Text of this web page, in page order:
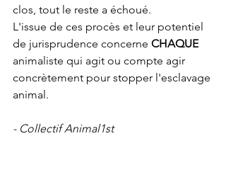
clos, tout le reste a échoué.
L'issue de ces procès et leur potentiel
de jurisprudence concerne CHAQUE
animaliste qui agit ou compte agir
concrètement pour stopper l'esclavage
animal.
- Collectif Animal1st